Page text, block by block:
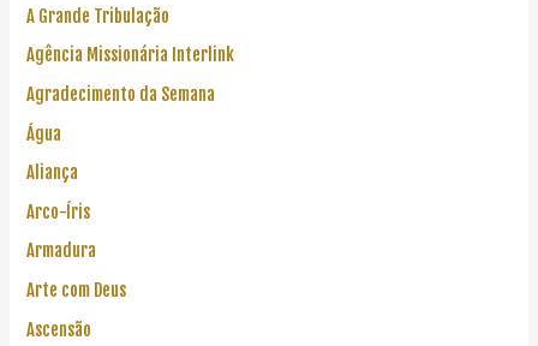
A Grande Tribulação
Agência Missionária Interlink
Agradecimento da Semana
Água
Aliança
Arco-Íris
Armadura
Arte com Deus
Ascensão